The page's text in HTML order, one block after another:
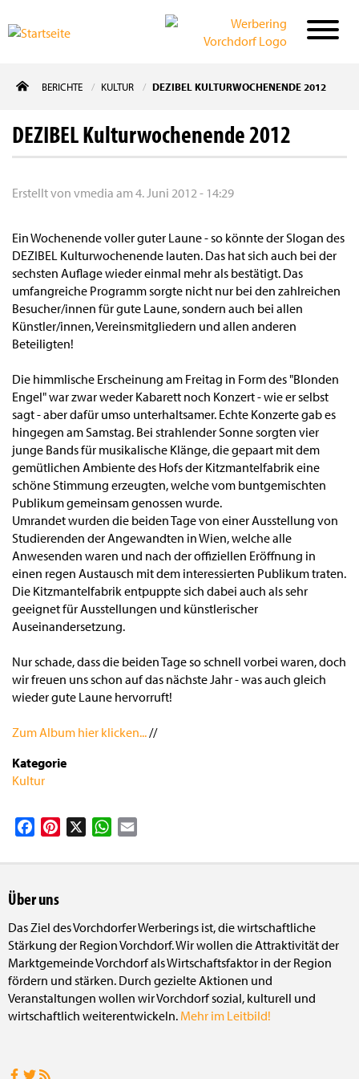
zum
BERICHTE KULTUR DEZIBEL KULTURWOCHENENDE 2012
DEZIBEL Kulturwochenende 2012
Erstellt von vmedia am 4. Juni 2012 - 14:29
Ein Wochenende voller guter Laune - so könnte der Slogan des
DEZIBEL Kulturwochenende lauten. Das hat sich auch bei der
sechsten Auflage wieder einmal mehr als bestätigt. Das
umfangreiche Programm sorgte nicht nur bei den zahlreichen
Besucher/innen für gute Laune, sondern auch bei allen
Künstler/innen, Vereinsmitgliedern und allen anderen
Beteiligten!
Die himmlische Erscheinung am Freitag in Form des "Blonden
Engel" war zwar weder Kabarett noch Konzert - wie er selbst
sagt - aber dafür umso unterhaltsamer. Echte Konzerte gab es
hingegen am Samstag. Bei strahlender Sonne sorgten vier
junge Bands für musikalische Klänge, die gepaart mit dem
gemütlichen Ambiente des Hofs der Kitzmantelfabrik eine
schöne Stimmung erzeugten, welche vom buntgemischten
Publikum gemeinsam genossen wurde.
Umrandet wurden die beiden Tage von einer Ausstellung von
Studierenden der Angewandten in Wien, welche alle
Anwesenden waren und nach der offiziellen Eröffnung in
einen regen Austausch mit dem interessierten Publikum traten.
Die Kitzmantelfabrik entpuppte sich dabei auch als sehr
geeignet für Ausstellungen und künstlerischer
Auseinandersetzung.
Nur schade, dass die beiden Tage so schnell vorbei waren, doch
wir freuen uns schon auf das nächste Jahr - was auch gleich
wieder gute Laune hervorruft!
Zum Album hier klicken...//
Kategorie
Kultur
FacebookPinterest WhatsApp
Über uns
Das Ziel des Vorchdorfer Werberings ist, die wirtschaftliche
Stärkung der Region Vorchdorf. Wir wollen die Attraktivität der
Marktgemeinde Vorchdorf als Wirtschaftsfaktor in der Region
fördern und stärken. Durch gezielte Aktionen und
Veranstaltungen wollen wir Vorchdorf sozial, kulturell und
wirtschaftlich weiterentwickeln. Mehr im Leitbild!